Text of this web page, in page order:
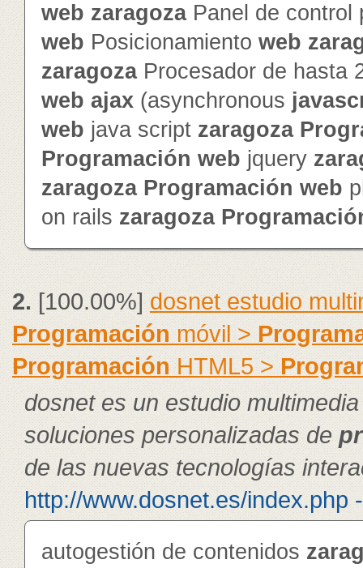
web zaragozaPanel de control
web Posicionamiento web
zaragozaProcesador de hasta
web ajax (asynchronous
web java script zaragoza
Programación web jquery
zaragoza Programación web
on rails zaragoza
2.[100.00%]dosnet estudio
Programaciónmóvil >
Programación HTML5 >
dosnet es un estudio
soluciones personalizadas de
de las nuevas tecnologías
http://www.dosnet.es/index.php
autogestión de contenidos